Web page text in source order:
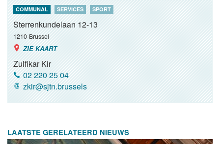
COMMUNAL SERVICES SPORT
Sterrenkundelaan 12-13
1210 Brussel
ZIE KAART
Zulfikar Kir
02 220 25 04
zkir@sjtn.brussels
LAATSTE GERELATEERD NIEUWS